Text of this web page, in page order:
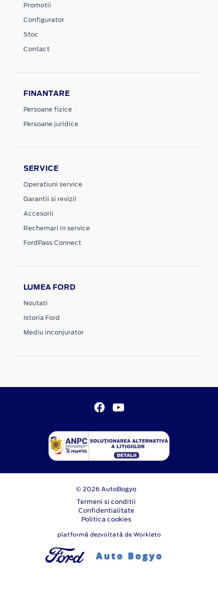
Promotii
Configurator
Stoc
Contact
FINANTARE
Persoane fizice
Persoane juridice
SERVICE
Operatiuni service
Garantii si revizii
Accesorii
Rechemari in service
FordPass Connect
LUMEA FORD
Noutati
Istoria Ford
Mediu inconjurator
© 2026 AutoBogyo
Termeni si conditii
Confidentialitate
Politica cookies
platformă dezvoltată de Workleto